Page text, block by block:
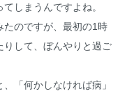
しまうんですよね。
たのですが、最初の1時
りして、ぼんやりと過ご
「何かしなければ病」